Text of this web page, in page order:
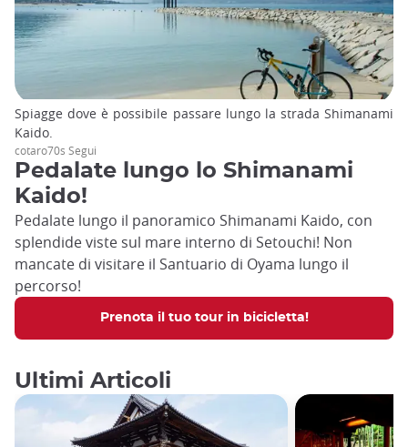
Pedalate lungo lo Shimanami
Kaido!
Pedalate lungo il panoramico Shimanami Kaido, con
splendide viste sul mare interno di Setouchi! Non
mancate di visitare il Santuario di Oyama lungo il
percorso!
Prenota il tuo tour in bicicletta!
Spiagge dove è possibile passare lungo la strada Shimanami
Kaido.
cotaro70s Segui
Ultimi Articoli